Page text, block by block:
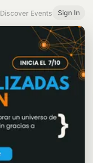
Discover Events Sign In